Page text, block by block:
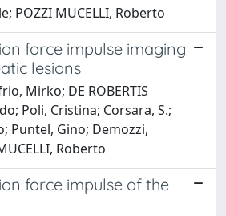
POZZI MUCELLI, Roberto
force impulse imaging
lesions
Mirko; DE ROBERTIS
Poli, Cristina; Corsara, S.;
Puntel, Gino; Demozzi,
Roberto
force impulse of the